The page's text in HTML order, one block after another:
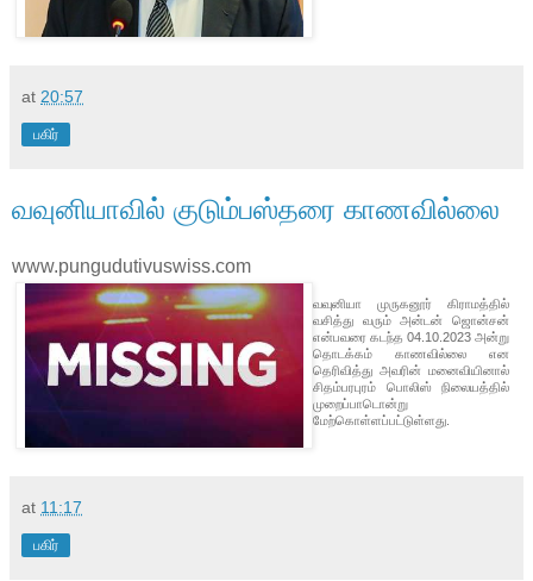
at 20:57
பகிர்
வவுனியாவில் குடும்பஸ்தரை காணவில்லை
www.pungudutivuswiss.com
வவுனியா முருகனூர் கிராமத்தில்
வசித்து வரும் அன்டன் ஜொன்சன்
என்பவரை கடந்த 04.10.2023 அன்று
தொடக்கம் காணவில்லை என
தெரிவித்து அவரின் மனைவியினால்
சிதம்பரபுரம் பொலிஸ் நிலையத்தில்
முறைப்பாடொன்று
மேற்கொள்ளப்பட்டுள்ளது.
at 11:17
பகிர்